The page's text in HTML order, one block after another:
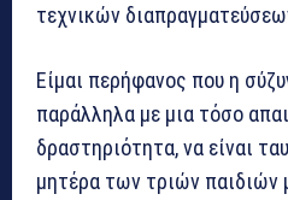
τεχνικών
Είμαι περήφανος που η
παράλληλα με μια τόσο
δραστηριότητα, να είναι
μητέρα των τριών παιδιών